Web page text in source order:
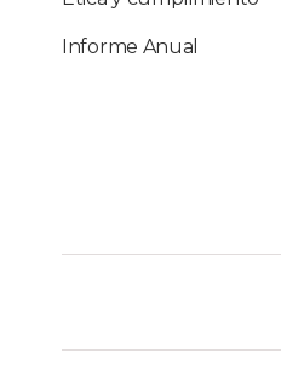
Informe Anual